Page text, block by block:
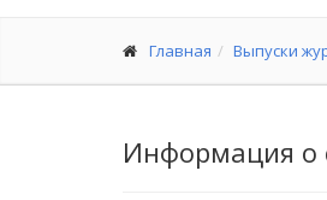
Главная Выпуски
Информация о